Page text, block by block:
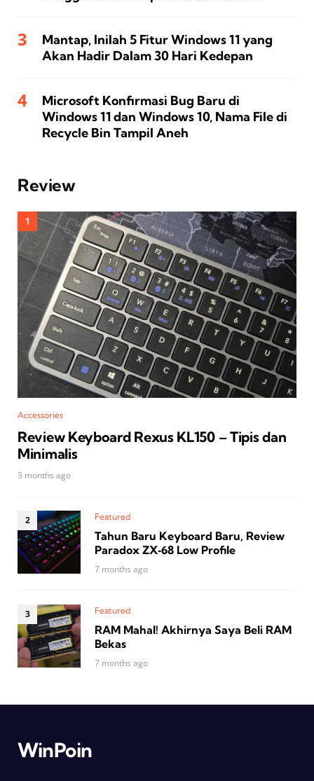
Mantap, Inilah 5 Fitur Windows 11 yang
Akan Hadir Dalam 30 Hari Kedepan
Microsoft Konfirmasi Bug Baru di
Windows 11 dan Windows 10, Nama File di
Recycle Bin Tampil Aneh
Review
Accessories
Review Keyboard Rexus KL150 – Tipis dan
Minimalis
3 months ago
Featured
Tahun Baru Keyboard Baru, Review
Paradox ZX‑68 Low Profile
7 months ago
Featured
RAM Mahal! Akhirnya Saya Beli RAM
Bekas
7 months ago
WinPoin